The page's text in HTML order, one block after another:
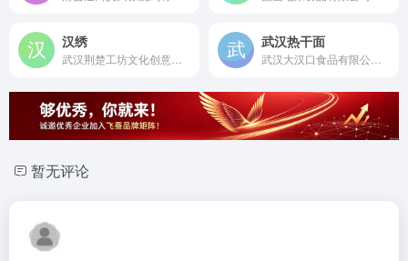
汉绣 武汉热干面
暂无评论